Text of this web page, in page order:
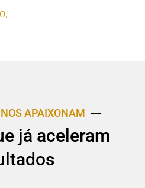
,
APAIXONAM
já aceleram